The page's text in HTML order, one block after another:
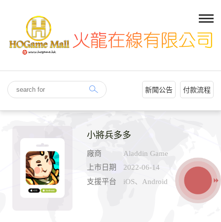
新聞公告 付款流程
小將兵多多
廠商
Aladdin Game
上市日期
2022-06-14
支援平台
iOS、Android